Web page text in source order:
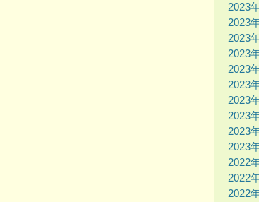
2023
2023
2023
2023
2023
2023
2023
2023
2023
2023
2022
2022
2022